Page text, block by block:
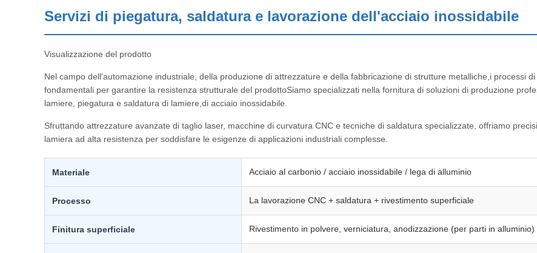
Servizi di piegatura, saldatura e lavorazione dell'acciaio inossidabile
Visualizzazione del prodotto
Nel campo dell'automazione industriale, della produzione di attrezzature e della fabbricazione di strutture metalliche,i processi
fondamentali per garantire la resistenza strutturale del prodottoSiamo specializzati nella fornitura di soluzioni di produzione
lamiere, piegatura e saldatura di lamiere,di acciaio inossidabile.
Sfruttando attrezzature avanzate di taglio laser, macchine di curvatura CNC e tecniche di saldatura specializzate, offriamo
lamiera ad alta resistenza per soddisfare le esigenze di applicazioni industriali complesse.
Materiale Acciaio al carbonio / acciaio inossidabile / lega di alluminio
Processo La lavorazione CNC + saldatura + rivestimento superficiale
Finitura superficiale Rivestimento in polvere, verniciatura, anodizzazione (per parti in alluminio)